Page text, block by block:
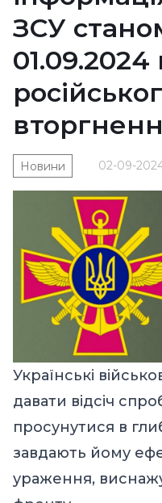
ЗСУ
02-09-
Новини
Українські
давати відсіч
просунутися в
завдають йому
ураження,